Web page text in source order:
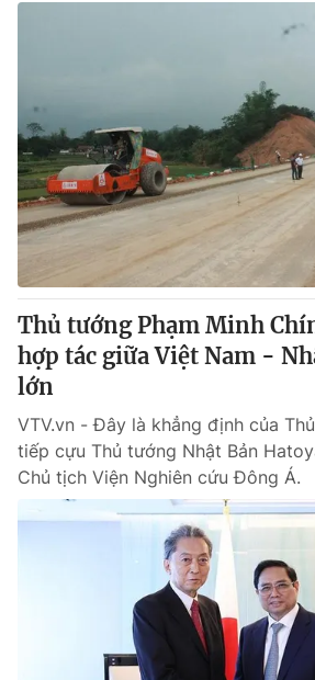
Thủ tướng Phạm Minh
hợp tác giữa Việt Nam -
lớn
VTV.vn - Đây là khẳng định của
tiếp cựu Thủ tướng Nhật Bản
Chủ tịch Viện Nghiên cứu Đông Á.